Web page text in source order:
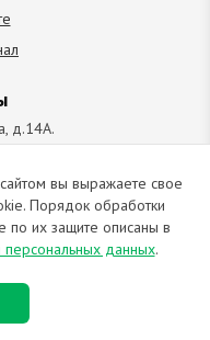
д.14А.
55
от 25.02.2009
материалов
вы соглашаетесь с
вы выражаете свое
Порядок обработки
по их защите описаны в
персональных данных.